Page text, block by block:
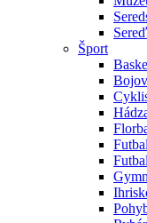
Šport
Futbal